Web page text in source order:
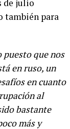
de julio
también para
que nos
en ruso, un
en cuanto
al
bastante
más y